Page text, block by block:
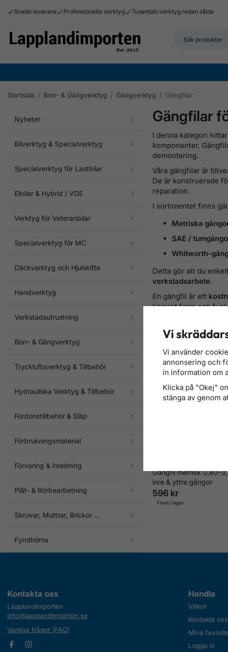
Snabb leverans Professionella verktyg Tusentals verktyg redan sålda
Startsida / Borr- & Gängverktyg / Gängverktyg / Gängfilar
Nyheter
Bilverktyg & Specialverktyg
Specialverktyg för Lastbilar
Elbilar & Hybrid / VDE
Verktyg för Veteranbilar
Specialverktyg för MC
Däckverktyg och Hjulskifte
Handverktyg
Verkstadsutrustning
Borr- & Gängverktyg
Tryckluftsverktyg & Tillbehör
Hydrauliska Verktyg & Tillbehör
Fordonstillbehör & Släp
Förbrukningsmaterial
Förvaring & inredning
Plåt- & Rörbearbetning
Skruvar, Muttrar, Brickor ...
Fyndhörna
Gängfilar
I denna kategori
komponenter.
demontering.
Våra gängfilar är
De är konstruerade
reparation.
I sortimentet finns
Metriska
SAE /
Whitworth-
Detta gör att du
verkstadsarbete.
En gängfil är ett
korrekt form och
Sortering
Gängfil metrisk
inre & yttre gängor
596 kr
Finns i lager
Kontakta oss
Lapplandimporten
info@lapplandimporten.se
Vanliga frågor (FAQ)
Handla
Villkor
Kontakta oss
Mina
Logga in
Vi
Vi använder
annonsering och
in information om
Klicka på "Okej"
stänga av genom